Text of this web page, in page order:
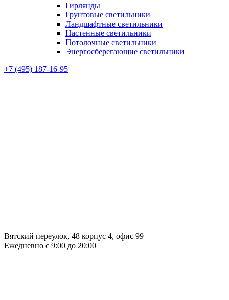
Гирлянды
Грунтовые светильники
Ландшафтные светильники
Настенные светильники
Потолочные светильники
Энергосберегающие светильники
+7 (495) 187-16-95
Вятский переулок, 48 корпус 4, офис 99
Ежедневно с 9:00 до 20:00